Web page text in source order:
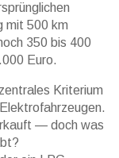
mit 500 km
350 bis 400
Euro.
Kriterium
.
— doch was